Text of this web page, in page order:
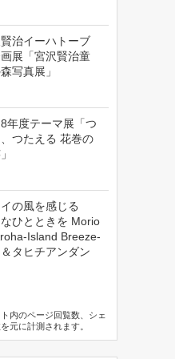
治イーハトーブ
展「宮沢賢治童
写真展」
年度テーマ展「つ
、つたえる 花巻の
の風を感じる
ひとときを Morio
Island Breeze-
タヒチアンダン
内のページ回覧数、シェ
元に計測されます。